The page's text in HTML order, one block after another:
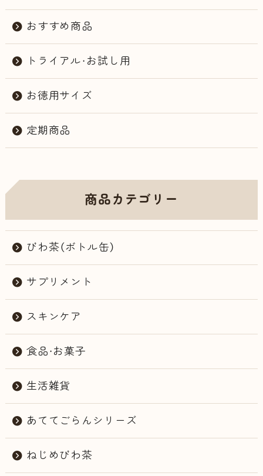
おすすめ商品
トライアル・お試し用
お徳用サイズ
定期商品
商品カテゴリー
びわ茶（ボトル缶）
サプリメント
スキンケア
食品・お菓子
生活雑貨
あててごらんシリーズ
ねじめびわ茶